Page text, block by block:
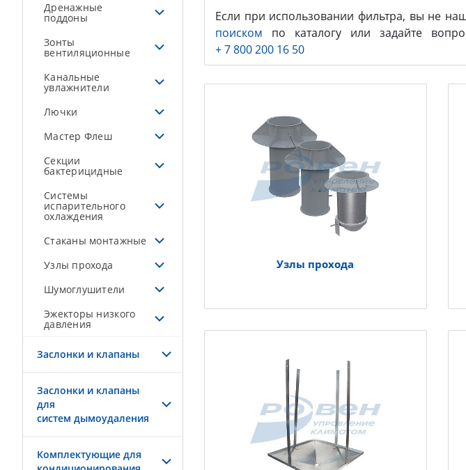
Дренажные
поддоны
Зонты
вентиляционные
Канальные
увлажнители
Лючки
Мастер Флеш
Секции
бактерицидные
Системы
испарительного
охлаждения
Стаканы монтажные
Узлы прохода
Шумоглушители
Эжекторы низкого
давления
Заслонки и клапаны
Заслонки и клапаны
для
систем дымоудаления
Комплектующие для
Если при использовании фильтра, вы не
поиском по каталогу или задайте
+ 7 800 200 16 50
Узлы прохода